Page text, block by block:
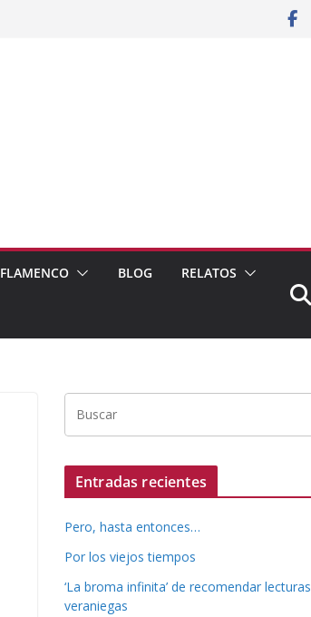
FLAMENCO BLOG RELATOS
Entradas recientes
Pero, hasta entonces…
Por los viejos tiempos
‘La broma infinita’ de recomendar lecturas
veraniegas